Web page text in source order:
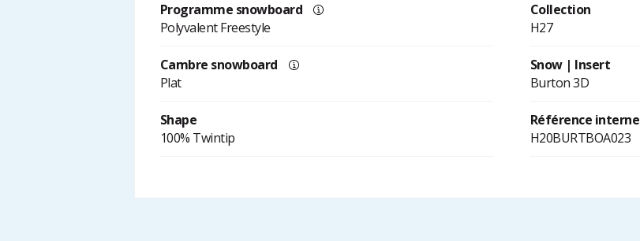
Programme snowboard
Polyvalent Freestyle
Collection
H27
Cambre snowboard
Plat
Snow | Insert
Burton 3D
Shape
100% Twintip
Référence interne
H20BURTBOA023